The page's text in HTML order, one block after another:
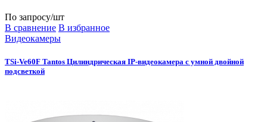
По запросу/шт
В сравнение В избранное
Видеокамеры
TSi-Ve60F Tantos Цилиндрическая IP-видеокамера с умной двойной
подсветкой